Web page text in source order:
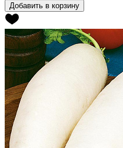
Добавить в корзину